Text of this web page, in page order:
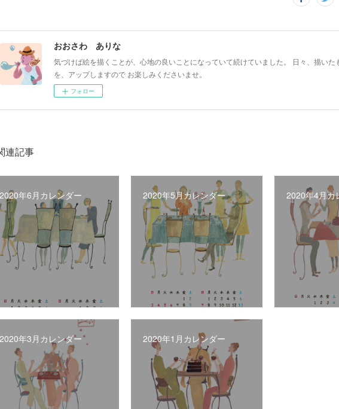
おおさわ ありな
気づけば絵を描くことが、心地の良いことになっていて続けていました。 日々、描いた
を、アップしますので お楽しみくださいませ。
フォロー
連記事
2020年6月カレンダー 2020年5月カレンダー 2020年4月カ
2020年3月カレンダー 2020年1月カレンダー